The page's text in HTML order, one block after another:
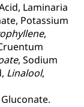
Laminaria
Potassium
,
, Sodium
Linalool,